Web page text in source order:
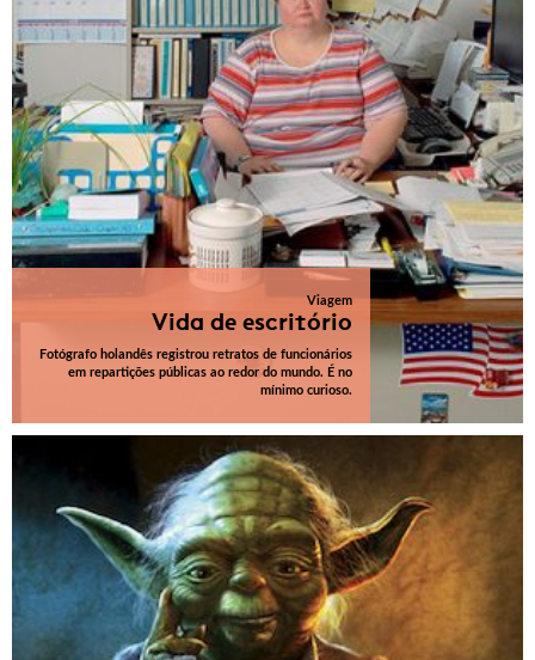
Viagem
Vida de escritório
Fotógrafo holandês registrou retratos de funcionários
em repartições públicas ao redor do mundo. É no
mínimo curioso.